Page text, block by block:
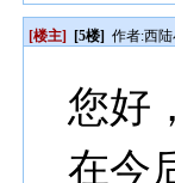
[楼主] [5楼] 作者:西陆
您好
在今